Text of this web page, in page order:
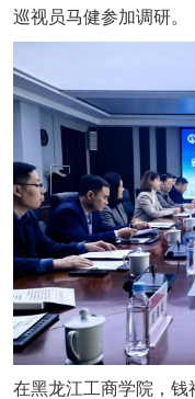
巡视员马健参加调研。
在黑龙江工商学院，